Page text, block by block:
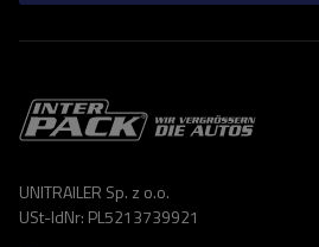
UNITRAILER Sp. z o.o.
USt-IdNr: PL5213739921